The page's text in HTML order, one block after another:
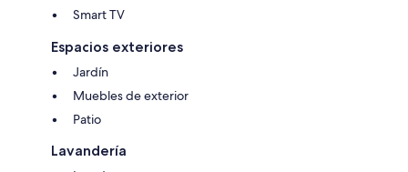
Smart TV
Espacios exteriores
Jardín
Muebles de exterior
Patio
Lavandería